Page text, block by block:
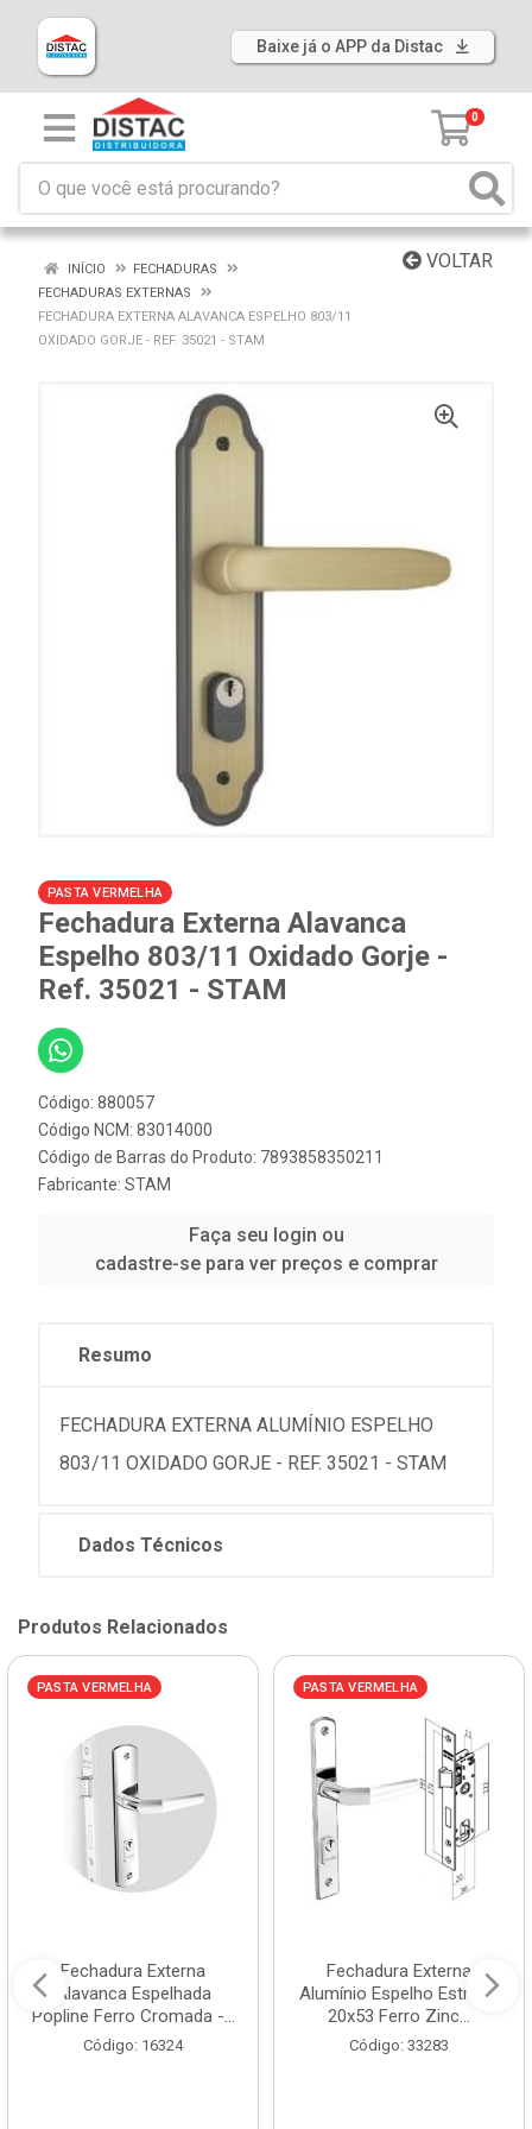
Baixe já o APP da Distac
0
VOLTAR
INÍCIO
FECHADURAS
FECHADURAS EXTERNAS
FECHADURA EXTERNA ALAVANCA ESPELHO 803/11
OXIDADO GORJE - REF. 35021 - STAM
PASTA VERMELHA
Fechadura Externa Alavanca
Espelho 803/11 Oxidado Gorje -
Ref. 35021 - STAM
Código: 880057
Código NCM: 83014000
Código de Barras do Produto: 7893858350211
Fabricante: STAM
Faça seu login ou
cadastre-se para ver preços e comprar
Resumo
FECHADURA EXTERNA ALUMÍNIO ESPELHO
803/11 OXIDADO GORJE - REF. 35021 - STAM
Dados Técnicos
Produtos Relacionados
PASTA VERMELHA
Fechadura Externa
Alavanca Espelhada
Popline Ferro Cromada -...
Código: 16324
PASTA VERMELHA
Fechadura Externa
Alumínio Espelho Estreito
20x53 Ferro Zinc...
Código: 33283